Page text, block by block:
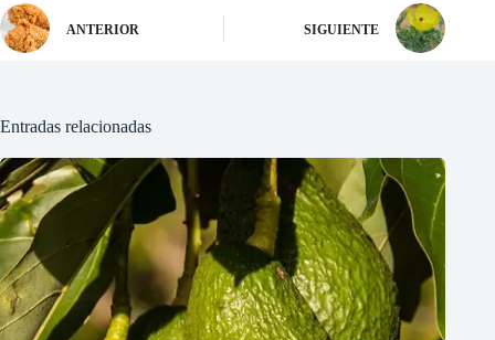
ANTERIOR SIGUIENTE
Entradas relacionadas